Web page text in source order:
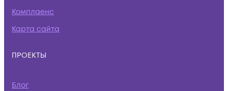
Комплаенс
Карта сайта
ПРОЕКТЫ
Блог